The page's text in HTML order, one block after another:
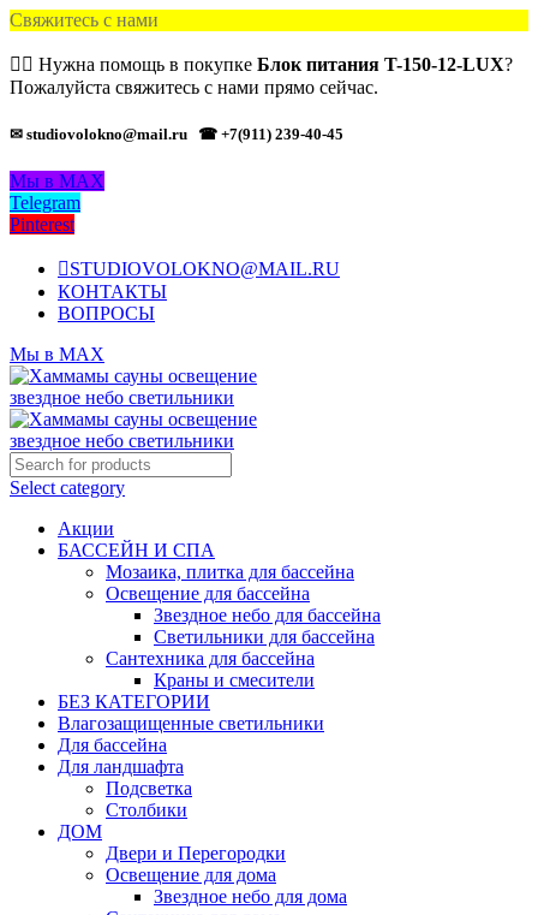
Свяжитесь с нами
🙋‍♂️ Нужна помощь в покупке Блок питания T-150-12-LUX?
Пожалуйста свяжитесь с нами прямо сейчас.
✉ studiovolokno@mail.ru ☎ +7(911) 239-40-45
Мы в MAX
Telegram
Pinterest
STUDIOVOLOKNO@MAIL.RU
КОНТАКТЫ
ВОПРОСЫ
Мы в MAX
Select category
Акции
БАССЕЙН И СПА
Мозаика, плитка для бассейна
Освещение для бассейна
Звездное небо для бассейна
Светильники для бассейна
Сантехника для бассейна
Краны и смесители
БЕЗ КАТЕГОРИИ
Влагозащищенные светильники
Для бассейна
Для ландшафта
Подсветка
Столбики
ДОМ
Двери и Перегородки
Освещение для дома
Звездное небо для дома